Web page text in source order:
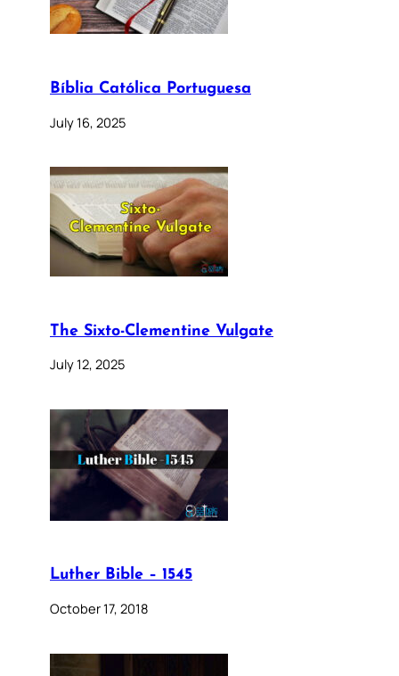
Bíblia Católica Portuguesa
July 16, 2025
The Sixto-Clementine Vulgate
July 12, 2025
Luther Bible – 1545
October 17, 2018